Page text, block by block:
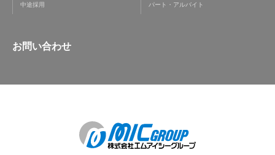
中途採用 パート・アルバイト
お問い合わせ